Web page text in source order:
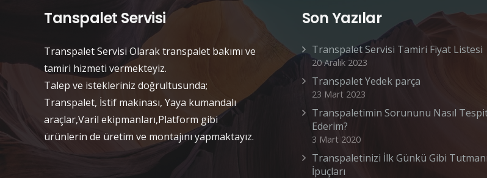
Tanspalet Servisi
Transpalet Servisi Olarak transpalet bakımı ve
tamiri hizmeti vermekteyiz.
Talep ve istekleriniz doğrultusunda;
Transpalet, İstif makinası, Yaya kumandalı
araçlar,Varil ekipmanları,Platform gibi
ürünlerin de üretim ve montajını yapmaktayız.
Son Yazılar
Transpalet Servisi Tamiri Fiyat Listesi
20 Aralık 2023
Transpalet Yedek parça
23 Mart 2023
Transpaletimin Sorununu Nasıl
Ederim?
3 Mart 2020
Transpaletinizi İlk Günkü Gibi
İpuçları